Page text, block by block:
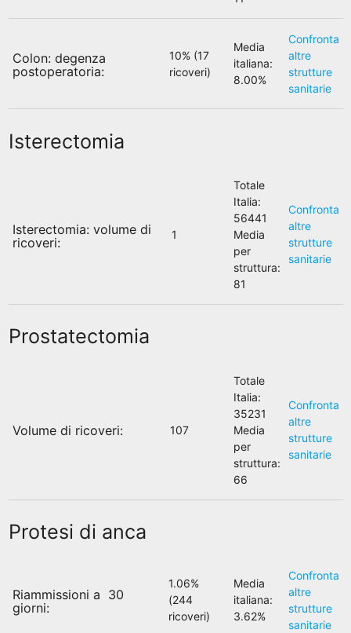
Colon: degenza
postoperatoria:
10% (17
ricoveri)
Media
italiana:
8.00%
Confronta
altre
strutture
sanitarie
Isterectomia
Isterectomia: volume di
ricoveri:
1
Totale
Italia:
56441
Media
per
struttura:
81
Confronta
altre
strutture
sanitarie
Prostatectomia
Volume di ricoveri: 107
Totale
Italia:
35231
Media
per
struttura:
66
Confronta
altre
strutture
sanitarie
Protesi di anca
Riammissioni a 30
giorni:
1.06%
(244
ricoveri)
Media
italiana:
3.62%
Confronta
altre
strutture
sanitarie